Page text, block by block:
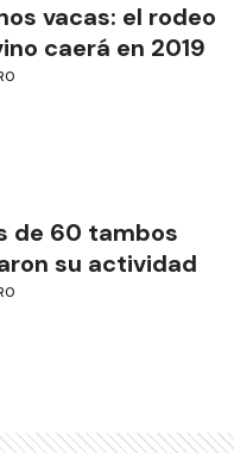
vacas: el rodeo
caerá en 2019
de 60 tambos
su actividad